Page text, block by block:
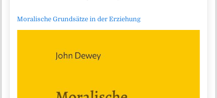
Moralische Grundsätze in der Erziehung